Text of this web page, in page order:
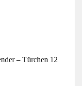
– Türchen 12